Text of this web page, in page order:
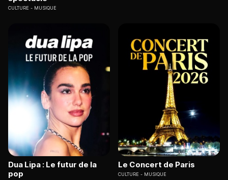
CULTURE MUSIQUE
Dua Lipa : Le futur de la
pop
Le Concert de Paris
CULTURE MUSIQUE